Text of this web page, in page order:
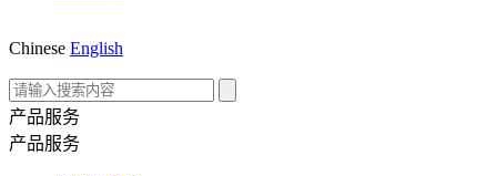
Chinese English
产品服务
产品服务